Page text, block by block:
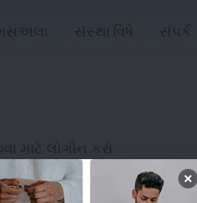
સંસ્થા વિષે સંપર્ક
માટે લોગીન કરો
લોગિન